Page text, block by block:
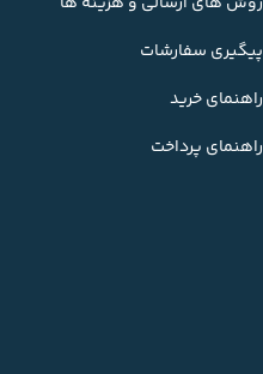
پیگیری سفارشات
راهنمای خرید
راهنمای پرداخت